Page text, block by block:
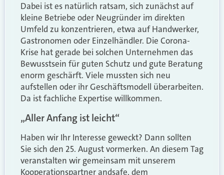
Dabei ist es natürlich ratsam, sich zunächst auf
kleine Betriebe oder Neugründer im direkten
Umfeld zu konzentrieren, etwa auf Handwerker,
Gastronomen oder Einzelhändler. Die Corona-
Krise hat gerade bei solchen Unternehmen das
Bewusstsein für guten Schutz und gute Beratung
enorm geschärft. Viele mussten sich neu
aufstellen oder ihr Geschäftsmodell überarbeiten.
Da ist fachliche Expertise willkommen.
„Aller Anfang ist leicht“
Haben wir Ihr Interesse geweckt? Dann sollten
Sie sich den 25. August vormerken. An diesem Tag
veranstalten wir gemeinsam mit unserem
Kooperationspartner andsafe, dem